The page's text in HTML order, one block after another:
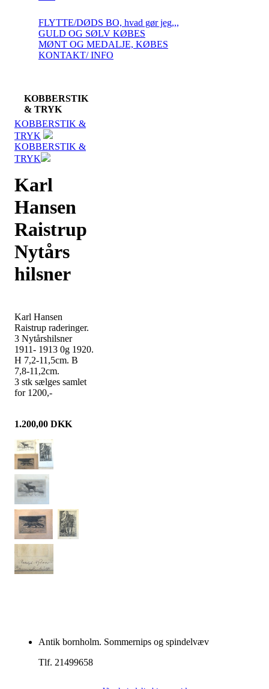
FLYTTE/DØDS BO, hvad gør jeg,,,
GULD OG SØLV KØBES
MØNT OG MEDALJE, KØBES
KONTAKT/ INFO
KOBBERSTIK
& TRYK
KOBBERSTIK &
TRYK
KOBBERSTIK &
TRYK
Karl
Hansen
Raistrup
Nytårs
hilsner
Karl Hansen
Raistrup raderinger.
3 Nytårshilsner
1911- 1913 0g 1920.
H 7,2-11,5cm. B
7,8-11,2cm.
3 stk sælges samlet
for 1200,-
1.200,00 DKK
Antik bornholm. Sommernips og spindelvæv
Tlf. 21499658